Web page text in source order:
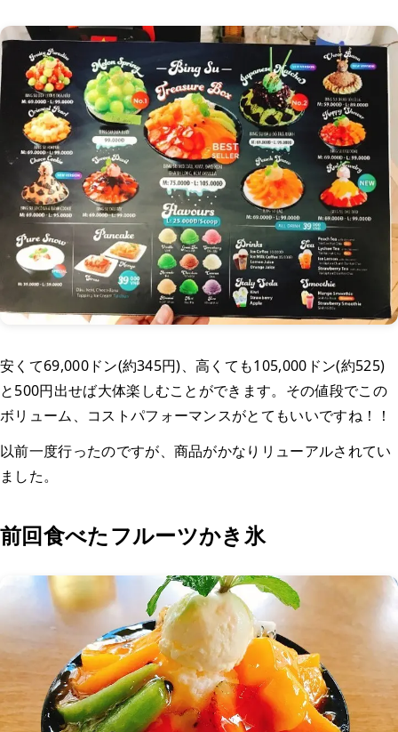
安くて69,000ドン(約345円)、高くても105,000ドン(約525)
と500円出せば大体楽しむことができます。その値段でこの
ボリューム、コストパフォーマンスがとてもいいですね！！
以前一度行ったのですが、商品がかなりリューアルされてい
ました。
前回食べたフルーツかき氷